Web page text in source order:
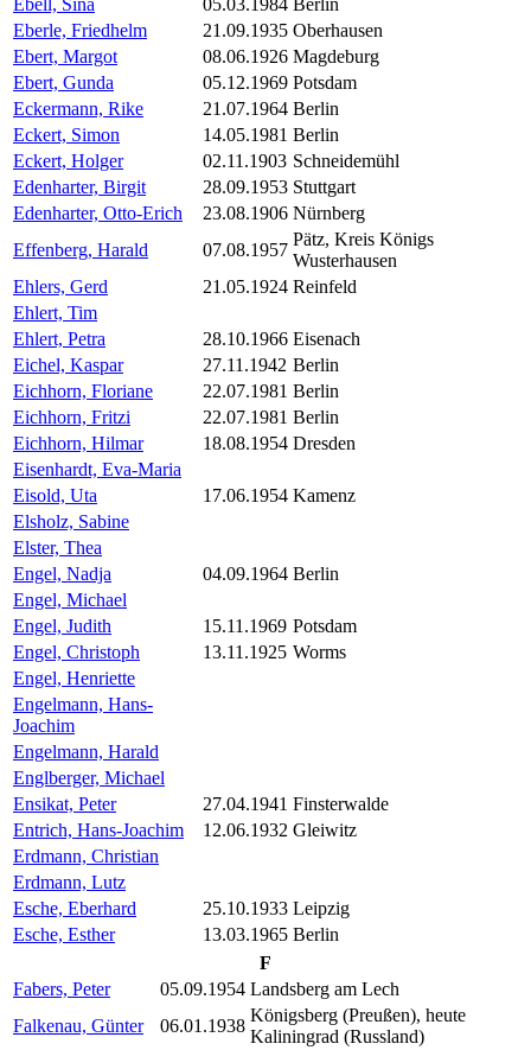
Eberle, Friedhelm
21.09.1935 Oberhausen
Ebert, Margot
08.06.1926 Magdeburg
Ebert, Gunda
05.12.1969 Potsdam
Eckermann, Rike
21.07.1964 Berlin
Eckert, Simon
14.05.1981 Berlin
Eckert, Holger
02.11.1903 Schneidemühl
Edenharter, Birgit
28.09.1953 Stuttgart
Edenharter, Otto-Erich
23.08.1906 Nürnberg
Effenberg, Harald
07.08.1957
Pätz, Kreis Königs
Wusterhausen
Ehlers, Gerd
21.05.1924 Reinfeld
Ehlert, Tim
Ehlert, Petra
28.10.1966 Eisenach
Eichel, Kaspar
27.11.1942 Berlin
Eichhorn, Floriane
22.07.1981 Berlin
Eichhorn, Fritzi
22.07.1981 Berlin
Eichhorn, Hilmar
18.08.1954 Dresden
Eisenhardt, Eva-Maria
Eisold, Uta
17.06.1954 Kamenz
Elsholz, Sabine
Elster, Thea
Engel, Nadja
04.09.1964 Berlin
Engel, Michael
Engel, Judith
15.11.1969 Potsdam
Engel, Christoph
13.11.1925 Worms
Engel, Henriette
Engelmann, Hans-
Joachim
Engelmann, Harald
Englberger, Michael
Ensikat, Peter
27.04.1941 Finsterwalde
Entrich, Hans-Joachim
12.06.1932 Gleiwitz
Erdmann, Christian
Erdmann, Lutz
Esche, Eberhard
25.10.1933 Leipzig
Esche, Esther
13.03.1965 Berlin
F
Fabers, Peter
05.09.1954 Landsberg am Lech
Falkenau, Günter
06.01.1938
Königsberg (Preußen), heute
Kaliningrad (Russland)